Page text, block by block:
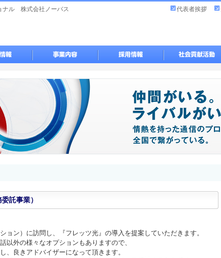
ナル 株式会社ノーバス 代表者挨拶
託事業）
ョン）に訪問し、『フレッツ光』の導入を提案していただきます。
以外の様々なオプションもありますので、
、良きアドバイザーになって頂きます。